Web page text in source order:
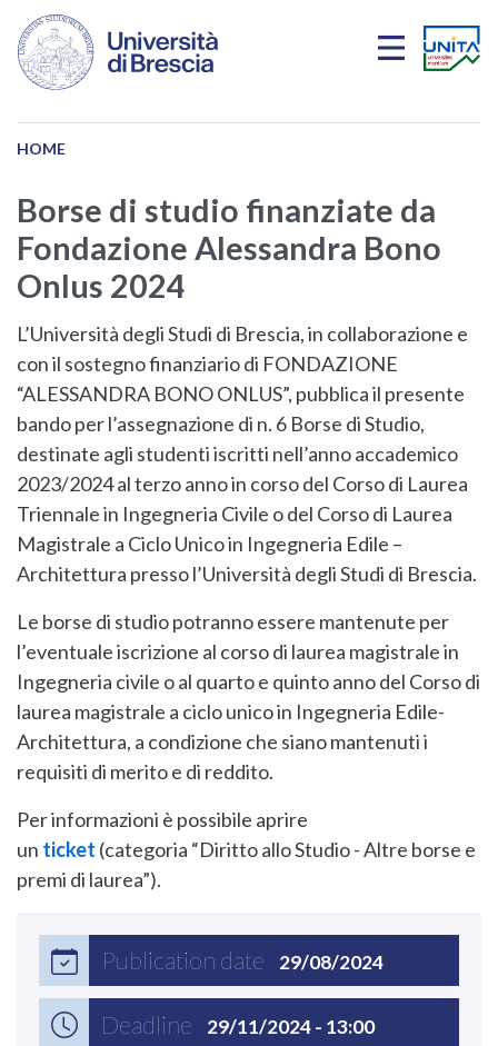
Skip to main content
HOME
Borse di studio finanziate da
Fondazione Alessandra Bono
Onlus 2024
L’Università degli Studi di Brescia, in collaborazione e
con il sostegno finanziario di FONDAZIONE
“ALESSANDRA BONO ONLUS”, pubblica il presente
bando per l’assegnazione di n. 6 Borse di Studio,
destinate agli studenti iscritti nell’anno accademico
2023/2024 al terzo anno in corso del Corso di Laurea
Triennale in Ingegneria Civile o del Corso di Laurea
Magistrale a Ciclo Unico in Ingegneria Edile –
Architettura presso l’Università degli Studi di Brescia.
Le borse di studio potranno essere mantenute per
l’eventuale iscrizione al corso di laurea magistrale in
Ingegneria civile o al quarto e quinto anno del Corso di
laurea magistrale a ciclo unico in Ingegneria Edile-
Architettura, a condizione che siano mantenuti i
requisiti di merito e di reddito.
Per informazioni è possibile aprire
un ticket (categoria “Diritto allo Studio - Altre borse e
premi di laurea”).
Publication date 29/08/2024
Deadline 29/11/2024 - 13:00